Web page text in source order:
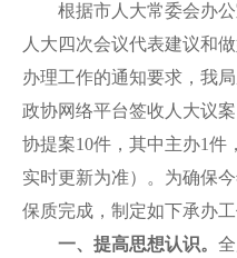
根据市人大常委会办公
人大四次会议代表建议和
办理工作的通知要求，我
政协网络平台签收人大议
协提案10件，其中主办1件
实时更新为准）。为确保
保质完成，制定如下承办工
一、提高思想认识。